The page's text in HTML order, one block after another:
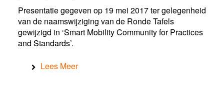
Presentatie gegeven op 19 mei 2017 ter gelegenheid
van de naamswijziging van de Ronde Tafels
gewijzigd in ‘Smart Mobility Community for Practices
and Standards’.
Lees Meer